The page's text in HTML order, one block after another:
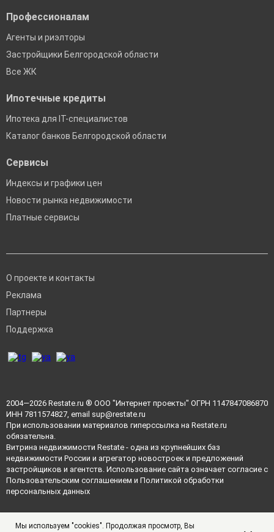
Профессионалам
Агенты и риэлторы
Застройщики Белгородской области
Все ЖК
Ипотечные кредиты
Ипотека для IT-специалистов
Каталог банков Белгородской области
Сервисы
Индексы и графики цен
Новости рынка недвижимости
Платные сервисы
О проекте и контакты
Реклама
Партнеры
Поддержка
2004—2026 Restate.ru ® ООО "Интернет проекты" ОГРН 1147847086870
ИНН 7811574827, email sup@restate.ru
При использовании материалов гиперссылка на Restate.ru
обязательна.
Витрина недвижимости Restate - одна из крупнейших баз
недвижимости России и агрегатор новостроек и предложений
застройщиков и агентств. Использование сайта означает согласие с
Пользовательским соглашением и Политикой обработки
персональных данных
Мы используем "cookies". Продолжая просмотр, Вы